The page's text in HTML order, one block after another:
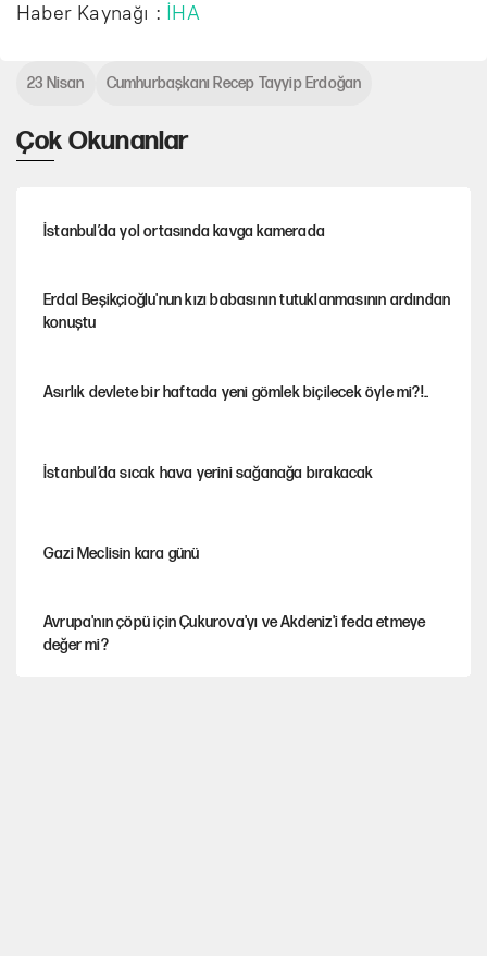
Haber Kaynağı : İHA
Çok Okunanlar
İstanbul’da yol ortasında kavga kamerada
Erdal Beşikçioğlu'nun kızı babasının tutuklanmasının ardından
konuştu
Asırlık devlete bir haftada yeni gömlek biçilecek öyle mi?!..
İstanbul’da sıcak hava yerini sağanağa bırakacak
Gazi Meclisin kara günü
Avrupa'nın çöpü için Çukurova'yı ve Akdeniz'i feda etmeye
değer mi?
23 Nisan Cumhurbaşkanı Recep Tayyip Erdoğan